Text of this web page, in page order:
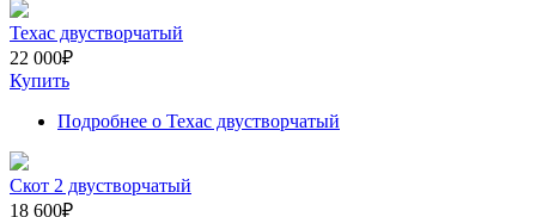
Техас двустворчатый
22 000₽
Купить
Подробнее о Техас двустворчатый
Скот 2 двустворчатый
18 600₽